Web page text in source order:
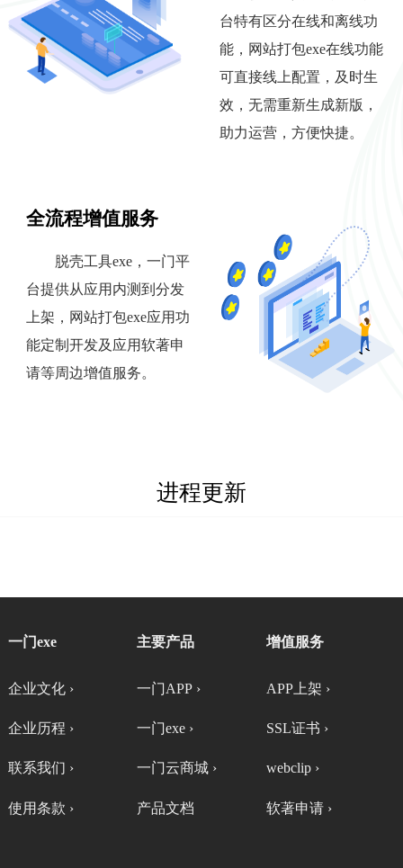
台特有区分在线和离线功
能，网站打包exe在线功能
可直接线上配置，及时生
效，无需重新生成新版，
助力运营，方便快捷。
全流程增值服务
脱壳工具exe，一门平
台提供从应用内测到分发
上架，网站打包exe应用功
能定制开发及应用软著申
请等周边增值服务。
进程更新
一门exe
企业文化 ›
企业历程 ›
联系我们 ›
使用条款 ›
主要产品
一门APP ›
一门exe ›
一门云商城 ›
产品文档
增值服务
APP上架 ›
SSL证书 ›
webclip ›
软著申请 ›